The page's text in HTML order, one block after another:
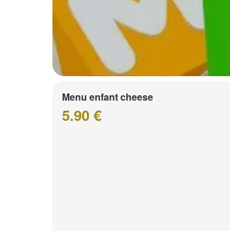
Menu enfant cheese
5.90 €